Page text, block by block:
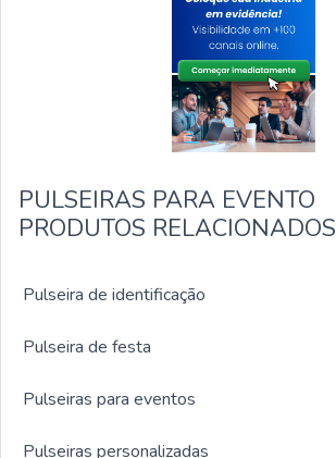
PULSEIRAS PARA EVENTO
PRODUTOS RELACIONADOS
Pulseira de identificação
Pulseira de festa
Pulseiras para eventos
Pulseiras personalizadas